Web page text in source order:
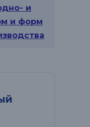
и
и форм